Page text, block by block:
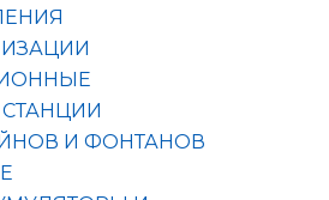
И ФОНТАНОВ